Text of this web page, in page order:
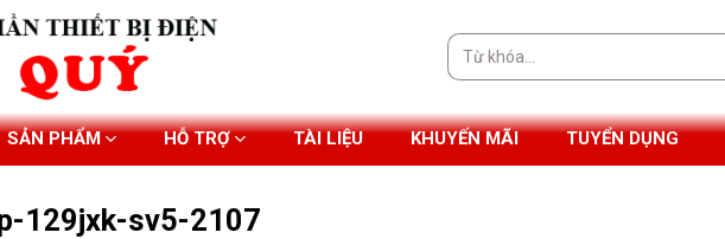
Tìm
kiếm:
SẢN PHẨM HỖ TRỢ TÀI LIỆU KHUYẾN MÃI TUYỂN DỤNG
129jxk-sv5-2107